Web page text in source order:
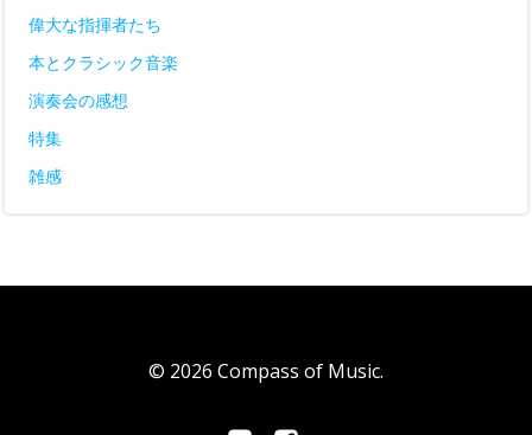
偉大な指揮者たち
本とクラシック音楽
演奏会の感想
特集
雑感
© 2026 Compass of Music.